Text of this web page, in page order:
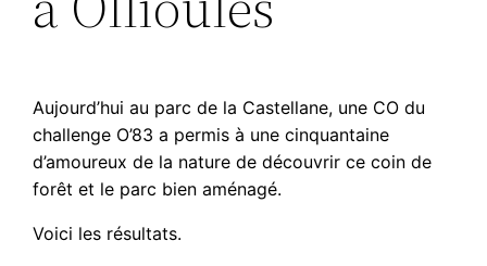
Aujourd’hui au parc de la Castellane, une CO du
challenge O’83 a permis à une cinquantaine
d’amoureux de la nature de découvrir ce coin de
forêt et le parc bien aménagé.
Voici les résultats.